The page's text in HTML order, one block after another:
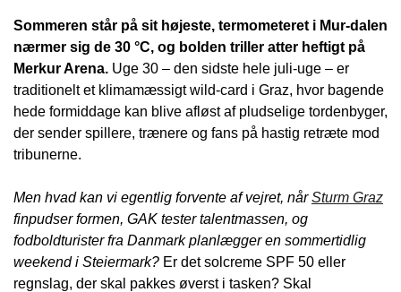
Sommeren står på sit højeste, termometeret i Mur-dalen
nærmer sig de 30 °C, og bolden triller atter heftigt på
Merkur Arena. Uge 30 – den sidste hele juli-uge – er
traditionelt et klimamæssigt wild-card i Graz, hvor bagende
hede formiddage kan blive afløst af pludselige tordenbyger,
der sender spillere, trænere og fans på hastig retræte mod
tribunerne.
Men hvad kan vi egentlig forvente af vejret, nårSturm Graz
finpudser formen, GAK tester talentmassen, og
fodboldturister fra Danmark planlægger en sommertidlig
weekend i Steiermark? Er det solcreme SPF 50 eller
regnslag, der skal pakkes øverst i tasken? Skal